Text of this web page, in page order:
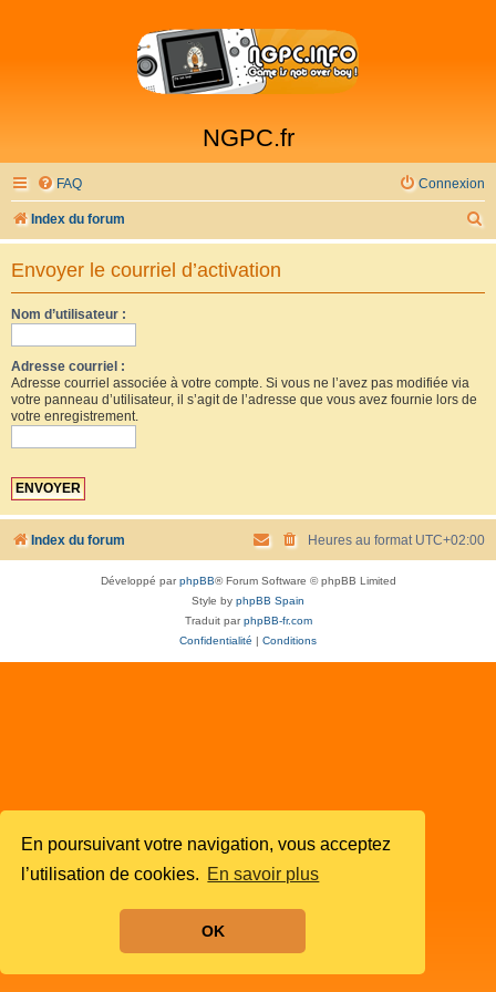
En poursuivant votre navigation, vous acceptez
l’utilisation de cookies. En savoir plus
OK
NGPC.fr
FAQ Connexion
Index du forum
e
Envoyer le courriel d’activation
Nom d’utilisateur :
Adresse courriel :
Adresse courriel associée à votre compte. Si vous ne l’avez pas modifiée via
votre panneau d’utilisateur, il s’agit de l’adresse que vous avez fournie lors de
votre enregistrement.
Index du forum Heures au format UTC+02:00
Développé parphpBB® Forum Software © phpBB Limited
Style by phpBB Spain
Traduit parphpBB-fr.com
Confidentialité
Conditions